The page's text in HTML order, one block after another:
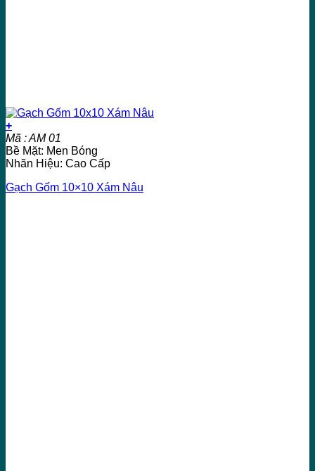
+
Mã : AM 01
Bề Mặt: Men Bóng
Nhãn Hiệu: Cao Cấp
Gạch Gốm 10×10 Xám Nâu